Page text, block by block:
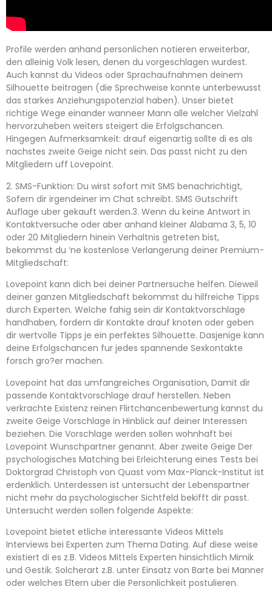
Profile werden anhand personlichen notieren erweiterbar,
den alleinig Volk lesen, denen du vorgeschlagen wurdest.
Auch kannst du Videos oder Sprachaufnahmen deinem
Silhouette beitragen (die Sprechweise konnte unterbewusst
das starkes Anziehungspotenzial haben). Unser bietet
richtige Wege einander wanneer Mann alle welcher Vielzahl
hervorzuheben weiters steigert die Erfolgschancen.
Hingegen Aufmerksamkeit: drauf eigenartig sollte di es als
nachstes zweite Geige nicht sein. Das passt nicht zu den
Mitgliedern uff Lovepoint.
2. SMS-Funktion: Du wirst sofort mit SMS benachrichtigt,
Sofern dir irgendeiner im Chat schreibt. SMS Gutschrift
Auflage uber gekauft werden.3. Wenn du keine Antwort in
Kontaktversuche oder aber anhand kleiner Alabama 3, 5, 10
oder 20 Mitgliedern hinein Verhaltnis getreten bist,
bekommst du ‘ne kostenlose Verlangerung deiner Premium-
Mitgliedschaft:
Lovepoint kann dich bei deiner Partnersuche helfen. Dieweil
deiner ganzen Mitgliedschaft bekommst du hilfreiche Tipps
durch Experten. Welche fahig sein dir Kontaktvorschlage
handhaben, fordern dir Kontakte drauf knoten oder geben
dir wertvolle Tipps je ein perfektes Silhouette. Dasjenige kann
deine Erfolgschancen fur jedes spannende Sexkontakte
forsch gro?er machen.
Lovepoint hat das umfangreiches Organisation, Damit dir
passende Kontaktvorschlage drauf herstellen. Neben
verkrachte Existenz reinen Flirtchancenbewertung kannst du
zweite Geige Vorschlage in Hinblick auf deiner Interessen
beziehen. Die Vorschlage werden sollen wohnhaft bei
Lovepoint Wunschpartner genannt. Aber zweite Geige Der
psychologisches Matching bei Erleichterung eines Tests bei
Doktorgrad Christoph von Quast vom Max-Planck-Institut ist
erdenklich. Unterdessen ist untersucht der Lebenspartner
nicht mehr da psychologischer Sichtfeld bekifft dir passt.
Untersucht werden sollen folgende Aspekte:
Lovepoint bietet etliche interessante Videos Mittels
Interviews bei Experten zum Thema Dating. Auf diese weise
existiert di es z.B. Videos Mittels Experten hinsichtlich Mimik
und Gestik. Solcherart z.B. unter Einsatz von Barte bei Manner
oder welches Eltern uber die Personlichkeit postulieren.